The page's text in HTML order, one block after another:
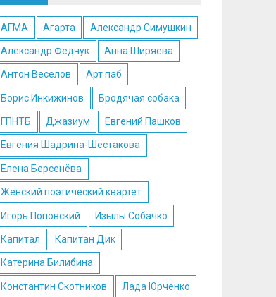
АГМА Агарта Александр Симушкин
Александр Федчук Анна Ширяева
Антон Веселов Арт паб
Борис Инкижинов Бродячая собака
ГПНТБ Джазиум Евгений Пашков
Евгения Шадрина-Шестакова
Елена Берсенёва
Женский поэтический квартет
Игорь Поповский Изылы Собачко
Капитал Капитан Дик
Катерина Билибина
Константин Скотников Лада Юрченко